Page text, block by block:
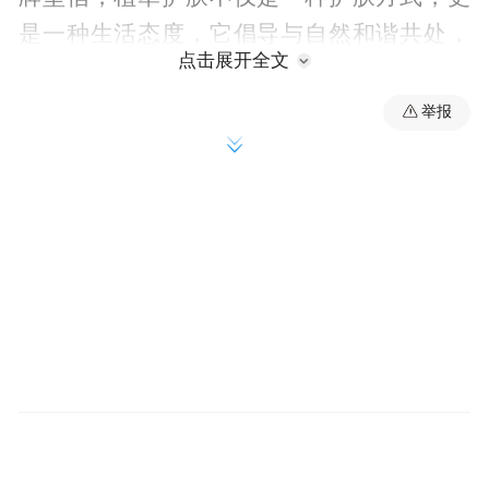
是一种生活态度，它倡导与自然和谐共处，
用植物之力呵护肌肤，重现自然清透之美。
点击展开全文
举报